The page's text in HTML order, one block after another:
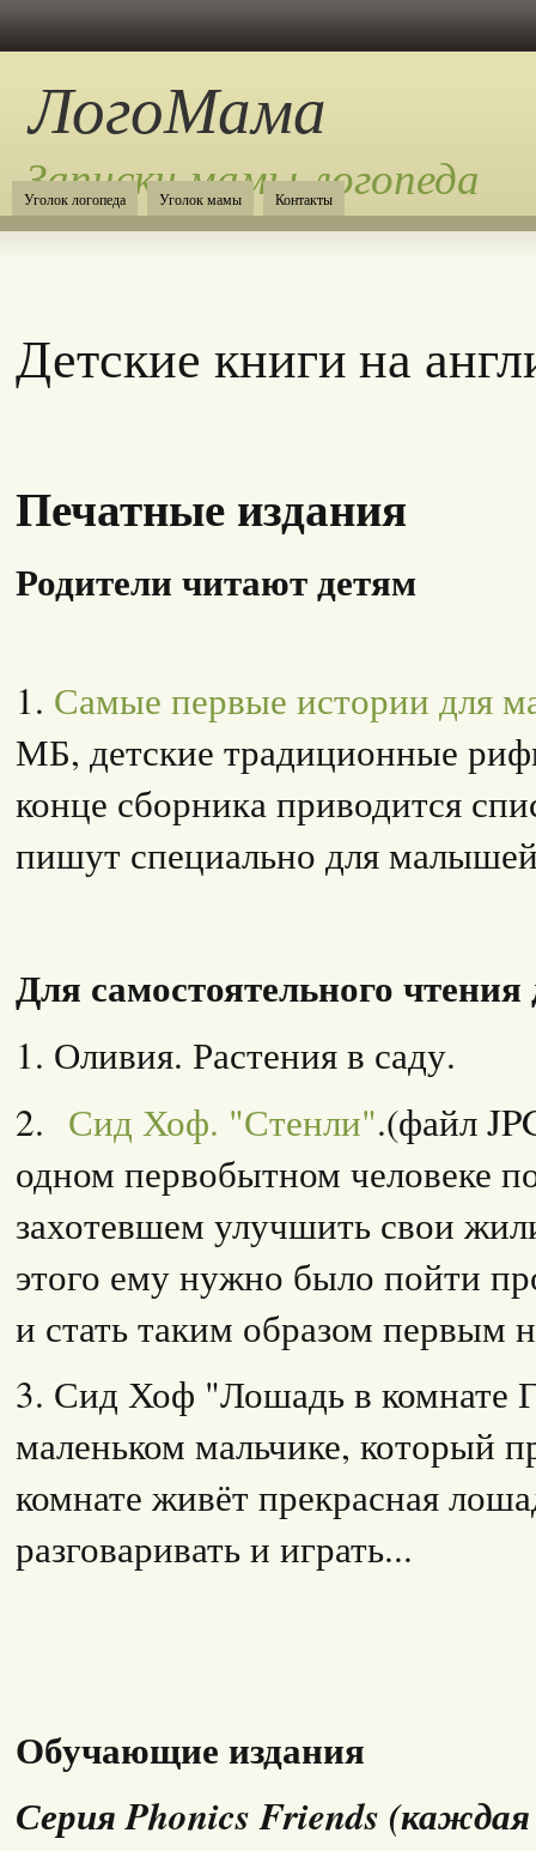
ЛогоМама
Записки мамы-логопеда
Уголок логопеда Уголок мамы Контакты
Детские книги на
Печатные издания
Родители читают детям
1. Самые первые истории для
МБ, детские традиционные
конце сборника приводится
пишут специально для
Для самостоятельного чтения
1. Оливия. Растения в саду.
2. Сид Хоф. "Стенли".(файл
одном первобытном человеке
захотевшем улучшить свои
этого ему нужно было пойти
и стать таким образом первым
3. Сид Хоф "Лошадь в комнате
маленьком мальчике, который
комнате живёт прекрасная
разговаривать и играть...
Обучающие издания
Серия Phonics Friends